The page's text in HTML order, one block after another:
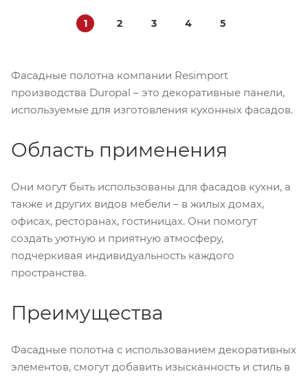
1 2 3 4 5
Фасадные полотна компании Resimport
производства Duropal – это декоративные панели,
используемые для изготовления кухонных фасадов.
Область применения
Они могут быть использованы для фасадов кухни, а
также и других видов мебели – в жилых домах,
офисах, ресторанах, гостиницах. Они помогут
создать уютную и приятную атмосферу,
подчеркивая индивидуальность каждого
пространства.
Преимущества
Фасадные полотна с использованием декоративных
элементов, смогут добавить изысканность и стиль в